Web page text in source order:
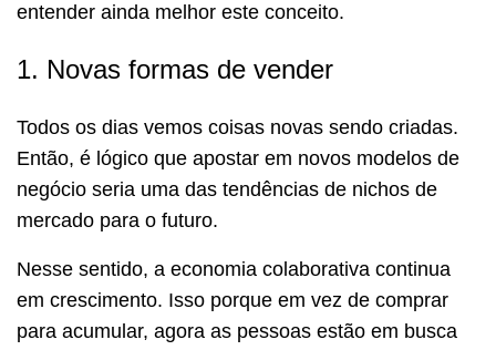
entender ainda melhor este conceito.
1. Novas formas de vender
Todos os dias vemos coisas novas sendo criadas.
Então, é lógico que apostar em novos modelos de
negócio seria uma das tendências de nichos de
mercado para o futuro.
Nesse sentido, a economia colaborativa continua
em crescimento. Isso porque em vez de comprar
para acumular, agora as pessoas estão em busca